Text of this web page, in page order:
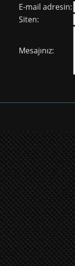
E-mail adresin:
Siten:
Mesajınız: